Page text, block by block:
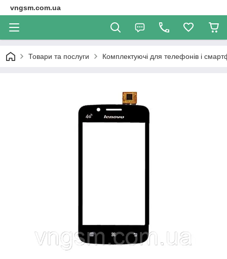
vngsm.com.ua
Товари та послуги Комплектуючі для телефонів і